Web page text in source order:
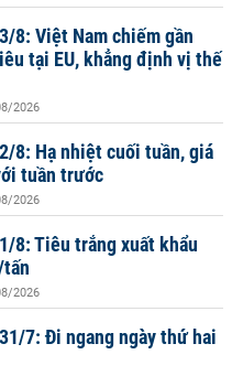
8: Việt Nam chiếm gần
tại EU, khẳng định vị thế
2026
8: Hạ nhiệt cuối tuần, giá
tuần trước
2026
8: Tiêu trắng xuất khẩu
tấn
2026
7: Đi ngang ngày thứ hai